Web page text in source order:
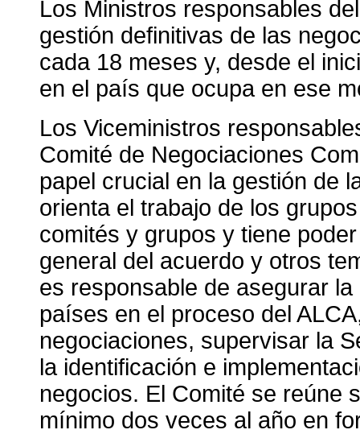
Los Ministros responsables
gestión definitivas de las
cada 18 meses y, desde el
en el país que ocupa en ese
Los Viceministros
Comité de Negociaciones
papel crucial en la gestión de
orienta el trabajo de los
comités y grupos y tiene
general del acuerdo y otros
es responsable de asegurar
países en el proceso del
negociaciones, supervisar la
la identificación e
negocios. El Comité se reúne
mínimo dos veces al año en